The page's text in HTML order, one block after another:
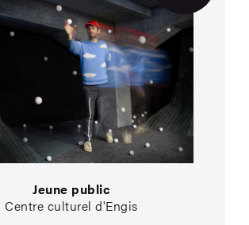
Jeune public
Centre culturel d'Engis